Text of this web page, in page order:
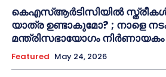
കെഎസ്ആർടിസിയിൽ
യാത്ര ഉണ്ടാകുമോ? ; നാളെ
മന്ത്രിസഭായോഗം നിർണായകം
Featured May 24, 2026